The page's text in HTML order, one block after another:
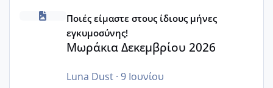
Μωράκια Δεκεμβρίου 2026
Ποιές είμαστε στους ίδιους μήνες
εγκυμοσύνης!
Μωράκια Δεκεμβρίου 2026
Luna Dust· 9 Ιουνίου